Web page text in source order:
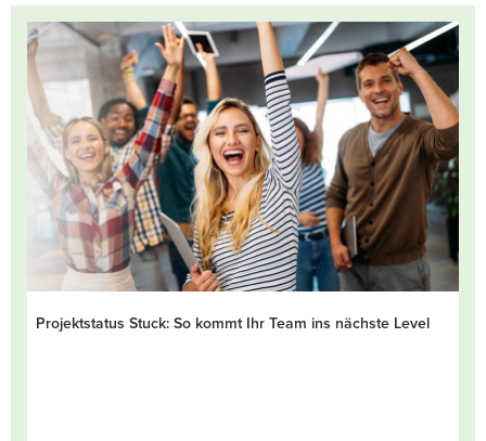
Projektstatus Stuck: So kommt Ihr Team ins nächste Level